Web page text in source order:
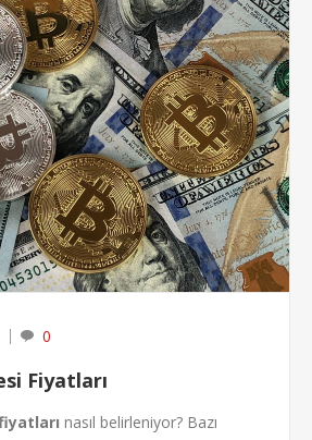
konusunda uzman ekibimize
hiç bir şüpheniz olmasın.
üzerinden veya kuracağınız fir...
0
Fiyatları
nasıl belirleniyor? Bazı